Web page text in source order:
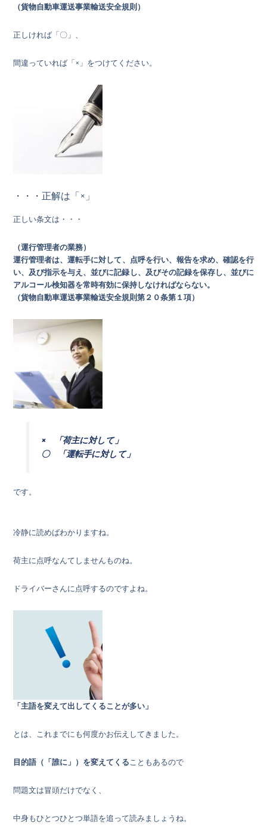
（貨物自動車運送事業輸送安全規則）
正しければ「〇」、
間違っていれば「×」をつけてください。
・・・正解は「×」
正しい条文は・・・
（運行管理者の業務）
運行管理者は、運転手に対して、点呼を行い、報告を求め、確認を行
い、及び指示を与え、並びに記録し、及びその記録を保存し、並びに
アルコール検知器を常時有効に保持しなければならない。
（貨物自動車運送事業輸送安全規則第２０条第１項）
× 「荷主に対して」
〇 「運転手に対して」
です。
冷静に読めばわかりますね。
荷主に点呼なんてしませんものね。
ドライバーさんに点呼するのですよね。
「主語を変えて出してくることが多い」
とは、これまでにも何度かお伝えしてきました。
目的語（「誰に」）を変えてくる こともあるので
問題文は冒頭だけでなく、
中身もひとつひとつ単語を追って読みましょうね。